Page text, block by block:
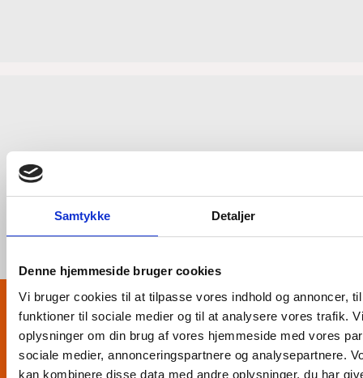
Samtykke Detaljer
Denne hjemmeside bruger cookies
Vi bruger cookies til at tilpasse vores indhold og annoncer,
funktioner til sociale medier og til at analysere vores trafik.
oplysninger om din brug af vores hjemmeside med vores
sociale medier, annonceringspartnere og analysepartnere.
kan kombinere disse data med andre oplysninger, du har
TILMELD DIG VORES NYHEDSBREV
Gå ikke klip af vores nyhedsbrev ! Vi udsender et
nyhedsbrev 6-8 gange om året, med nyheder, tips & tricks,
gode tilbud fra vores samarbejdspartner samt anden god